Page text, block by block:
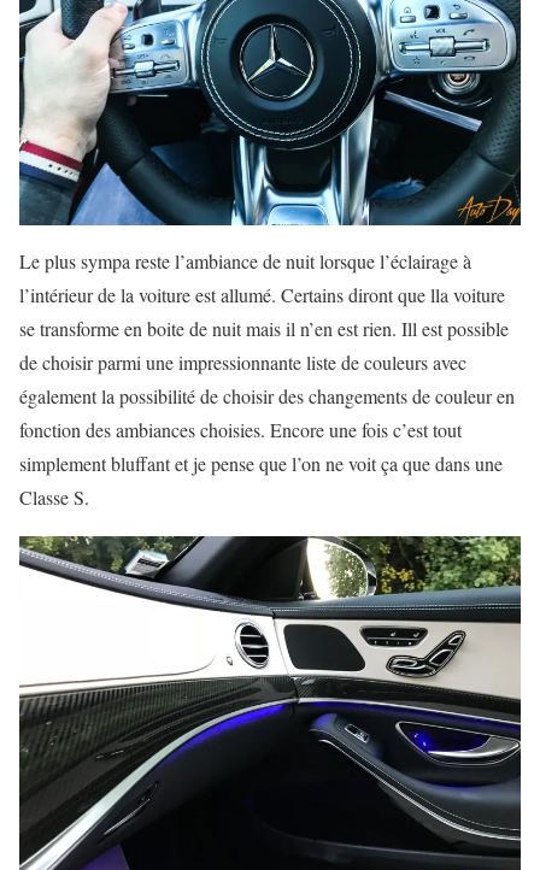
Le plus sympa reste l’ambiance de nuit lorsque l’éclairage à
l’intérieur de la voiture est allumé. Certains diront que lla voiture
se transforme en boite de nuit mais il n’en est rien. Ill est possible
de choisir parmi une impressionnante liste de couleurs avec
également la possibilité de choisir des changements de couleur en
fonction des ambiances choisies. Encore une fois c’est tout
simplement bluffant et je pense que l’on ne voit ça que dans une
Classe S.